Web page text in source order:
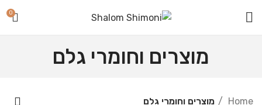
0
מוצרים וחומרי גלם
Home מוצרים וחומרי גלם